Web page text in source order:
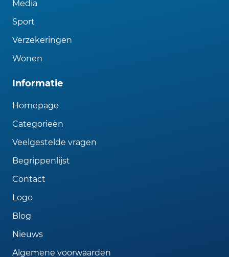
Media
Sport
Verzekeringen
Wonen
Informatie
Homepage
Categorieën
Veelgestelde vragen
Begrippenlijst
Contact
Logo
Blog
Nieuws
Algemene voorwaarden